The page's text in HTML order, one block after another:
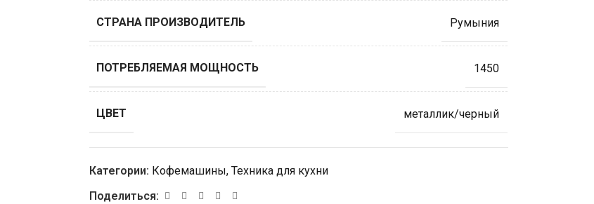
СТРАНА ПРОИЗВОДИТЕЛЬ Румыния
ПОТРЕБЛЯЕМАЯ МОЩНОСТЬ 1450
ЦВЕТ металлик/черный
Категории: Кофемашины, Техника для кухни
Поделиться: